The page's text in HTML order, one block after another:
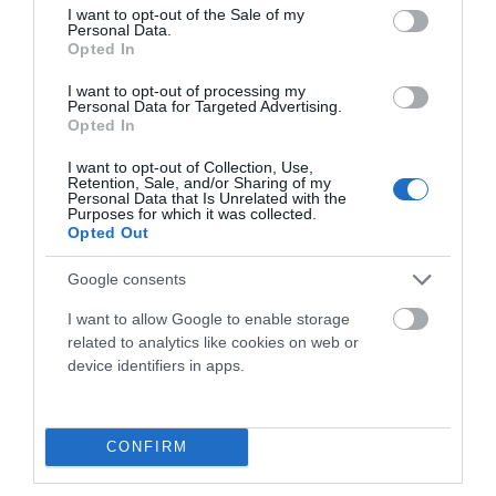
consent section.
I want to opt-out of the Sale of my
Personal Data.
Opted In
I want to opt-out of processing my
Personal Data for Targeted Advertising.
Opted In
I want to opt-out of Collection, Use,
Retention, Sale, and/or Sharing of my
Personal Data that Is Unrelated with the
Purposes for which it was collected.
Opted Out
Google consents
I want to allow Google to enable storage
related to analytics like cookies on web or
device identifiers in apps.
CONFIRM
con un cuadro Stealth Air
Carbon de 2,650g de ...
2024 disfruta de una
cinemática del sistema de ...
ARTÍCULOS RELACIONADOS